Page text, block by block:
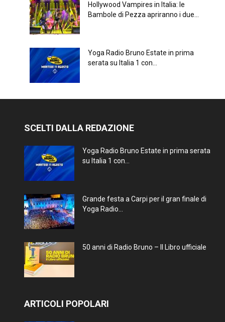
Hollywood Vampires in Italia: le
Bambole di Pezza apriranno i due...
Yoga Radio Bruno Estate in prima
serata su Italia 1 con...
SCELTI DALLA REDAZIONE
Yoga Radio Bruno Estate in prima serata
su Italia 1 con...
Grande festa a Carpi per il gran finale di
Yoga Radio...
50 anni di Radio Bruno – Il Libro ufficiale
ARTICOLI POPOLARI